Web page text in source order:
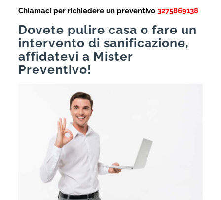
Chiamaci per richiedere un preventivo 3275869138
Dovete pulire casa o fare un
intervento di sanificazione,
affidatevi a Mister
Preventivo!